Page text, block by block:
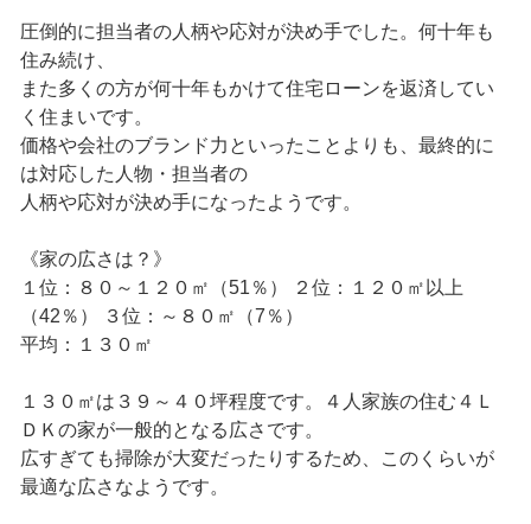
圧倒的に担当者の人柄や応対が決め手でした。何十年も
住み続け、
また多くの方が何十年もかけて住宅ローンを返済してい
く住まいです。
価格や会社のブランド力といったことよりも、最終的に
は対応した人物・担当者の
人柄や応対が決め手になったようです。
《家の広さは？》
１位：８０～１２０㎡（51％） ２位：１２０㎡以上
（42％） ３位：～８０㎡（7％）
平均：１３０㎡
１３０㎡は３９～４０坪程度です。４人家族の住む４Ｌ
ＤＫの家が一般的となる広さです。
広すぎても掃除が大変だったりするため、このくらいが
最適な広さなようです。